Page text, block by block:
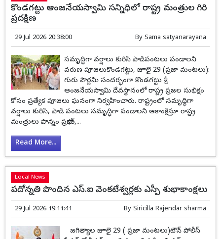
కొండగట్టు ఆంజనేయస్వామి సన్నిధిలో రాష్ట్ర మంత్రుల గిరి
ప్రదక్షిణ
29 Jul 2026 20:38:00 By Sama satyanarayana
సమృద్ధిగా వర్షాలు కురిసి పాడిపంటలు పండాలని
వరుణ పూజలుకొండగట్టు, జూలై 29 (ప్రజా మంటలు):
గురు పౌర్ణమి సందర్భంగా కొండగట్టు శ్రీ
ఆంజనేయస్వామి దేవస్థానంలో రాష్ట్ర ప్రజల సుభిక్షం
కోసం ప్రత్యేక పూజలు ఘనంగా నిర్వహించారు. రాష్ట్రంలో సమృద్ధిగా
వర్షాలు కురిసి, పాడి పంటలు సమృద్ధిగా పండాలని ఆకాంక్షిస్తూ రాష్ట్ర
మంత్రులు పొన్నం ప్రభాకర్,...
Read More...
Local News
పదోన్నతి పొందిన ఎస్‌.ఐ వెంకటేశ్వర్లకు ఎస్పీ శుభాకాంక్షలు
29 Jul 2026 19:11:41 By Siricilla Rajendar sharma
జగిత్యాల జూలై 29 ( ప్రజా మంటలు)టౌన్ పోలీస్